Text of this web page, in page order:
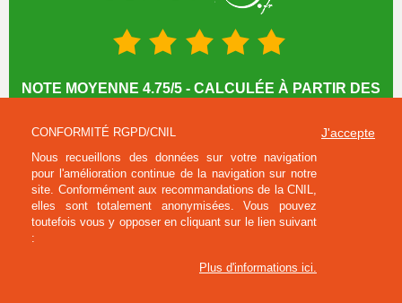
CONFORMITÉ RGPD/CNIL
Nous recueillons des données sur votre navigation
pour l'amélioration continue de la navigation sur notre
site. Conformément aux recommandations de la CNIL,
elles sont totalement anonymisées. Vous pouvez
toutefois vous y opposer en cliquant sur le lien suivant
:
Plus d'informations ici.
J'accepte
NOTE MOYENNE 4.75/5 - CALCULÉE À PARTIR DES
INFORMATIONS SUR VOTRE BOUTIQUE
L'ÉCHOPPE